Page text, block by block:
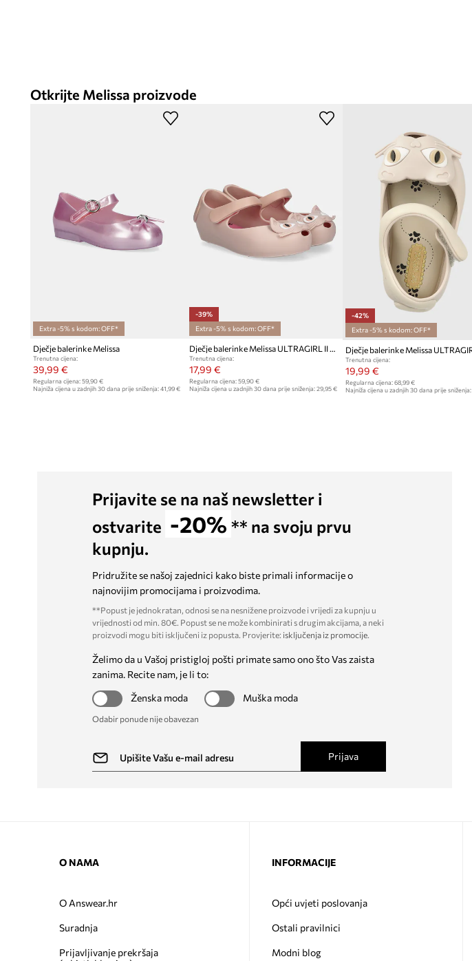
Otkrijte Melissa proizvode
Extra -5% s kodom: OFF*
Dječje balerinke Melissa
Trenutna cijena:
39,99 €
Regularna cijena: 59,90 €
Najniža cijena u zadnjih 30 dana prije sniženja: 41,99 €
-39%
Extra -5% s kodom: OFF*
Dječje balerinke Melissa ULTRAGIRL II SP
Trenutna cijena:
17,99 €
Regularna cijena:59,90 €
Najniža cijena u zadnjih 30 dana prije sniženja:29,95 €
-42%
Extra -5% s kodom: OFF*
Trenutna cijena:
19,99 €
Regularna cijena: 68,99 €
Najniža cijena u zadnjih 30 dana prije sniženja:
Prijavite se na naš newsletter i
ostvarite -20% ** na svoju prvu
kupnju.
Pridružite se našoj zajednici kako biste primali informacije o
najnovijim promocijama i proizvodima.
**Popust je jednokratan, odnosi se na nesnižene proizvode i vrijedi za kupnju u
vrijednosti od min. 80€. Popust se ne može kombinirati s drugim akcijama, a neki
proizvodi mogu biti isključeni iz popusta. Provjerite: isključenja iz promocije.
Želimo da u Vašoj pristigloj pošti primate samo ono što Vas zaista
zanima. Recite nam, je li to:
Ženska moda
Muška moda
Odabir ponude nije obavezan
Prijava
O NAMA
O Answear.hr
Suradnja
Prijavljivanje prekršaja
INFORMACIJE
Opći uvjeti poslovanja
Ostali pravilnici
Modni blog